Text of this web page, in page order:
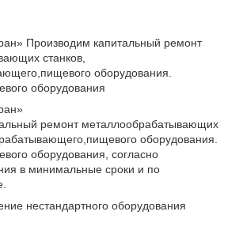
Производим капитальный ремонт
станков,
оборудования.
оборудования
ремонт металлообрабатывающих
оборудования.
оборудования, согласно
в минимальные сроки и по
нестандартного оборудования